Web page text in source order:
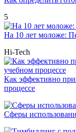
5
На 10 лет моложе:
Hi-Tech
Как эффективно
процессе
Сферы